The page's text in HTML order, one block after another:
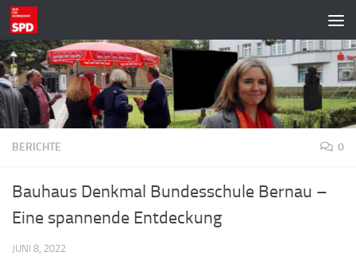
Zum Inhalt springen
BERICHTE 0
Bauhaus Denkmal Bundesschule Bernau –
Eine spannende Entdeckung
JUNI 8, 2022